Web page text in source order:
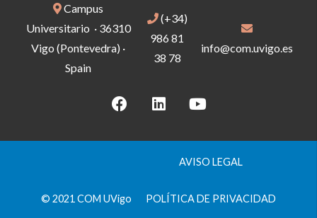
Campus
Universitario · 36310
Vigo (Pontevedra) ·
Spain
(+34)
986 81
38 78
info@com.uvigo.es
© 2021 COM UVigo
AVISO LEGAL
POLÍTICA DE PRIVACIDAD